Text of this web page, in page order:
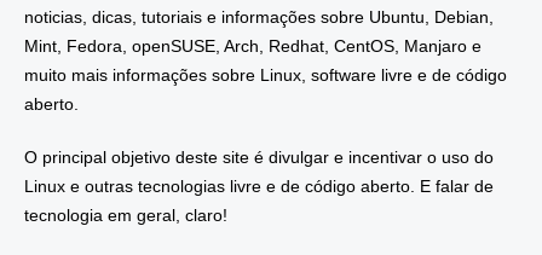
noticias, dicas, tutoriais e informações sobre Ubuntu, Debian,
Mint, Fedora, openSUSE, Arch, Redhat, CentOS, Manjaro e
muito mais informações sobre Linux, software livre e de código
aberto.
O principal objetivo deste site é divulgar e incentivar o uso do
Linux e outras tecnologias livre e de código aberto. E falar de
tecnologia em geral, claro!